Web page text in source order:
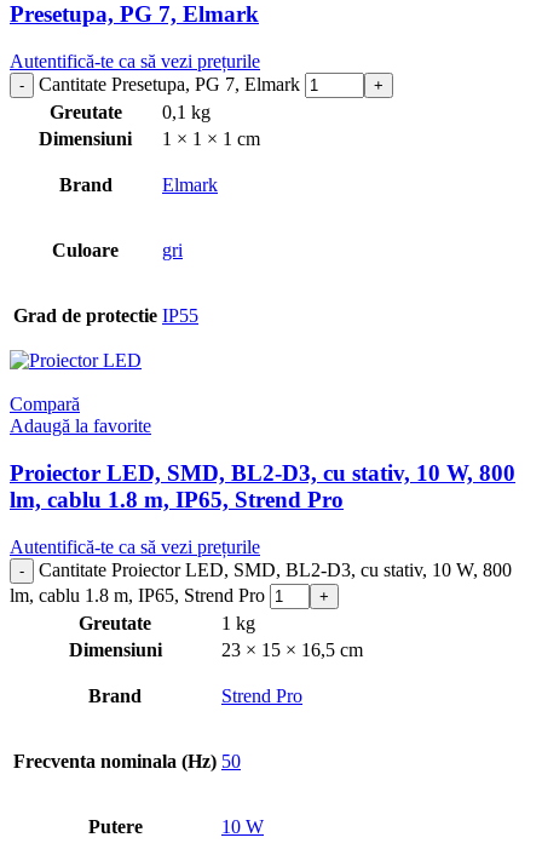
Presetupa, PG 7, Elmark
Autentifică-te ca să vezi prețurile
Cantitate Presetupa, PG 7, Elmark
Greutate
0,1 kg
Dimensiuni
1 × 1 × 1 cm
Brand Elmark
Culoare gri
Grad de protectie IP55
Compară
Adaugă la favorite
Proiector LED, SMD, BL2-D3, cu stativ, 10 W, 800
lm, cablu 1.8 m, IP65, Strend Pro
Autentifică-te ca să vezi prețurile
Cantitate Proiector LED, SMD, BL2-D3, cu stativ, 10 W, 800
lm, cablu 1.8 m, IP65, Strend Pro
Greutate
1 kg
Dimensiuni
23 × 15 × 16,5 cm
Brand Strend Pro
Frecventa nominala (Hz) 50
Putere 10 W